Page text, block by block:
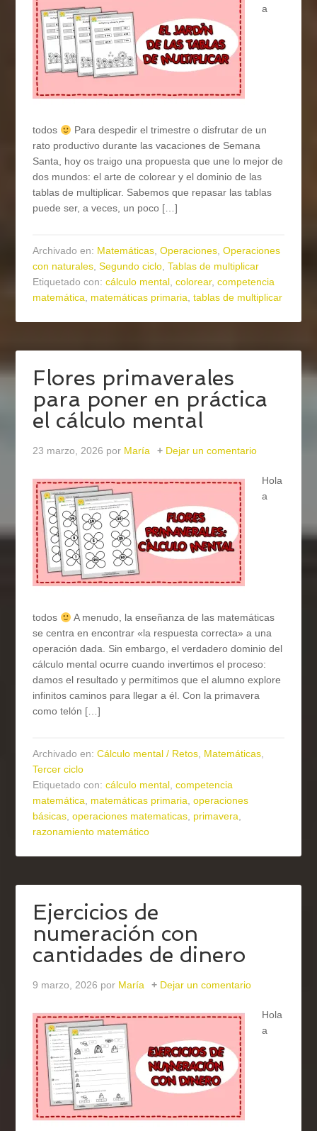
a
todos
Para despedir el trimestre o disfrutar de un
rato productivo durante las vacaciones de Semana
Santa, hoy os traigo una propuesta que une lo mejor de
dos mundos: el arte de colorear y el dominio de las
tablas de multiplicar. Sabemos que repasar las tablas
puede ser, a veces, un poco […]
Archivado en: Matemáticas,Operaciones,Operaciones
con naturales,Segundo ciclo,Tablas de multiplicar
Etiquetado con:cálculo mental,colorear,competencia
matemática, matemáticas primaria,tablas de multiplicar
Flores primaverales
para poner en práctica
el cálculo mental
23 marzo, 2026 por María Dejar un comentario
Hola
a
todos
A menudo, la enseñanza de las matemáticas
se centra en encontrar «la respuesta correcta» a una
operación dada. Sin embargo, el verdadero dominio del
cálculo mental ocurre cuando invertimos el proceso:
damos el resultado y permitimos que el alumno explore
infinitos caminos para llegar a él. Con la primavera
como telón […]
Archivado en:Cálculo mental / Retos, Matemáticas,
Tercer ciclo
Etiquetado con:cálculo mental,competencia
matemática, matemáticas primaria,operaciones
básicas,operaciones matematicas, primavera,
razonamiento matemático
Ejercicios de
numeración con
cantidades de dinero
9 marzo, 2026 por María Dejar un comentario
Hola
a